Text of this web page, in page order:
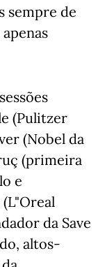
sempre de
(Pulitzer
(Nobel da
(primeira
e
da Save
altos-